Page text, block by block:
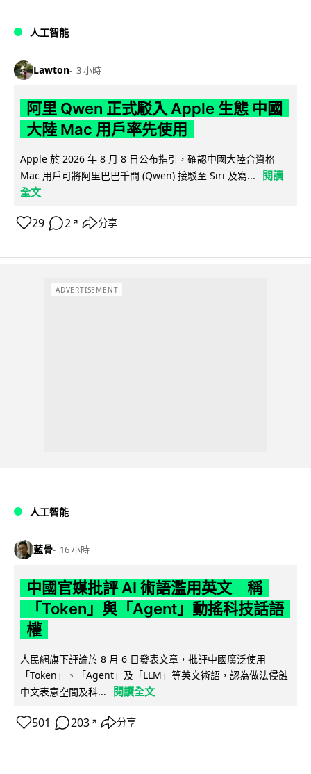
人工智能
Lawton 3 小時
阿里 Qwen 正式駁入 Apple 生態 中國
大陸 Mac 用戶率先使用
Apple 於 2026 年 8 月 8 日公布指引，確認中國大陸合資格
Mac 用戶可將阿里巴巴千問 (Qwen) 接駁至 Siri 及寫...
閱讀
全文
29 2 ↗ 分享
ADVERTISEMENT
人工智能
藍骨 16 小時
中國官媒批評 AI 術語濫用英文 稱
「Token」與「Agent」動搖科技話語
權
人民網旗下評論於 8 月 6 日發表文章，批評中國廣泛使用
「Token」、「Agent」及「LLM」等英文術語，認為做法侵蝕
中文表意空間及科...
閱讀全文
501 203 ↗ 分享